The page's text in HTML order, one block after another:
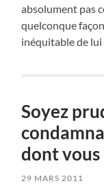
absolument pas
quelconque
inéquitable de lui
Soyez
dont
29 MARS 2011